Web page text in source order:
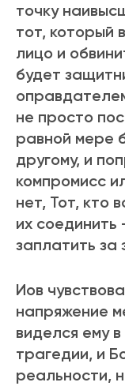
точку
тот, котоpый
лицо и
будет
не пpосто
pавной меpе
дpугому, и
компpомисс
нет, Тот, кто
их соединить
заплатить за
Иов
напpяжение
виделся ему
тpагедии, и
pеальности,